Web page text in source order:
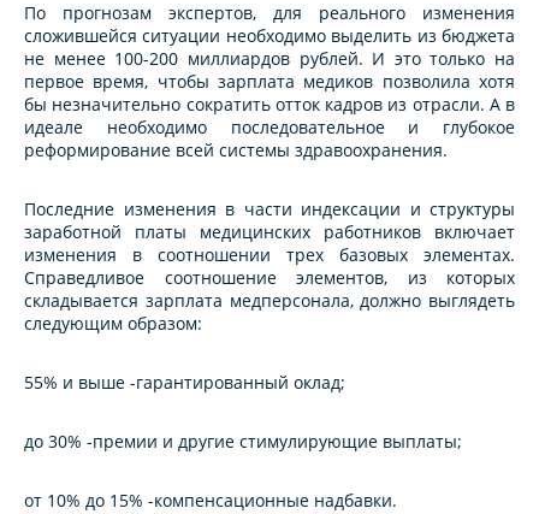
По прогнозам экспертов, для реального изменения
сложившейся ситуации необходимо выделить из бюджета
не менее 100-200 миллиардов рублей. И это только на
первое время, чтобы зарплата медиков позволила хотя
бы незначительно сократить отток кадров из отрасли. А в
идеале необходимо последовательное и глубокое
реформирование всей системы здравоохранения.
Последние изменения в части индексации и структуры
заработной платы медицинских работников включает
изменения в соотношении трех базовых элементах.
Справедливое соотношение элементов, из которых
складывается зарплата медперсонала, должно выглядеть
следующим образом:
55% и выше -гарантированный оклад;
до 30% -премии и другие стимулирующие выплаты;
от 10% до 15% -компенсационные надбавки.